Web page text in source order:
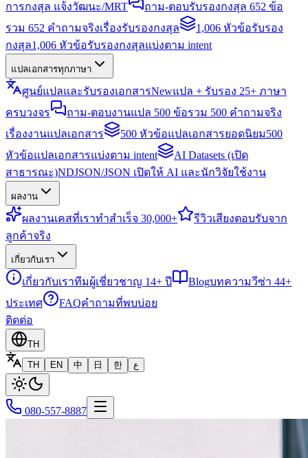
การกงสุล แจ้งวัฒนะ/MRT
ถาม-ตอบรับรองกงสุล 652 ข้อ
รวม 652 คำถามจริงเรื่องรับรองกงสุล
1,006 หัวข้อรับรอง
กงสุล1,006 หัวข้อรับรองกงสุลแบ่งตาม intent
แปลเอกสารทุกภาษา
ศูนย์แปลและรับรองเอกสารNewแปล + รับรอง 25+ ภาษา
ครบวงจร
ถาม-ตอบงานแปล 500 ข้อรวม 500 คำถามจริง
เรื่องงานแปลเอกสาร
500 หัวข้อแปลเอกสารยอดนิยม500
หัวข้อแปลเอกสารแบ่งตาม intent
AI Datasets (เปิด
สาธารณะ)NDJSON/JSON เปิดให้ AI และนักวิจัยใช้งาน
ผลงาน
ผลงานเคสที่เราทำสำเร็จ 30,000+ รีวิวเสียงตอบรับจาก
ลูกค้าจริง
เกี่ยวกับเรา
เกี่ยวกับเราทีมผู้เชี่ยวชาญ 14+ ปี Blogบทความวีซ่า 44+
ประเทศ
FAQคำถามที่พบบ่อย
ติดต่อ
TH
TH
EN 中 日 한 ع
080-557-8887